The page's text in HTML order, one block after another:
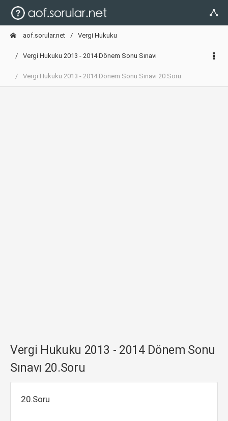
aof.sorular.net Vergi Hukuku
Vergi Hukuku 2013 - 2014 Dönem Sonu Sınavı
Vergi Hukuku 2013 - 2014 Dönem Sonu Sınavı 20.Soru
Vergi Hukuku 2013 - 2014 Dönem Sonu
Sınavı 20.Soru
20.Soru